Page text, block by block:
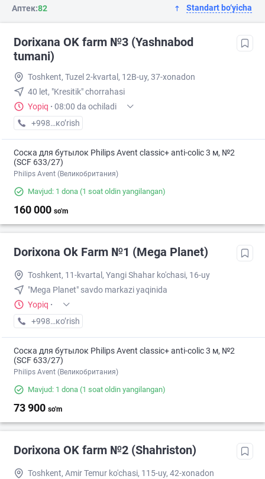
Аптек:82 Standart bo‘yicha
Dorixana OK farm №3 (Yashnabod
tumani)
Toshkent, Tuzel 2-kvartal, 12B-uy, 37-xonadon
40 let, "Kresitik" chorrahasi
Yopiq · 08:00 da ochiladi
+998 (90) XXX-XX-XX
кo’rish
Соска для бутылок Philips Avent classic+ anti-colic 3 м, №2
(SCF 633/27)
Philips Avent (Великобритания)
Mavjud: 1 dona (1 soat oldin yangilangan)
160 000 so'm
Dorixona Ok Farm №1 (Mega Planet)
Toshkent, 11-kvartal, Yangi Shahar ko'chasi, 16-uy
"Mega Planet" savdo markazi yaqinida
Yopiq ·
+998 (90) XXX-XX-XX
кo’rish
Соска для бутылок Philips Avent classic+ anti-colic 3 м, №2
(SCF 633/27)
Philips Avent (Великобритания)
Mavjud: 1 dona (1 soat oldin yangilangan)
73 900 so'm
Dorixona ОK farm №2 (Shahriston)
Toshkent, Amir Temur ko'chasi, 115-uy, 42-xonadon